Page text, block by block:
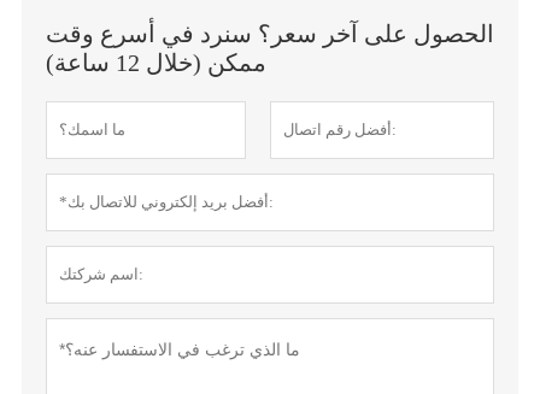
الحصول على آخر سعر؟ سنرد في أسرع وقت
ممكن (خلال 12 ساعة)